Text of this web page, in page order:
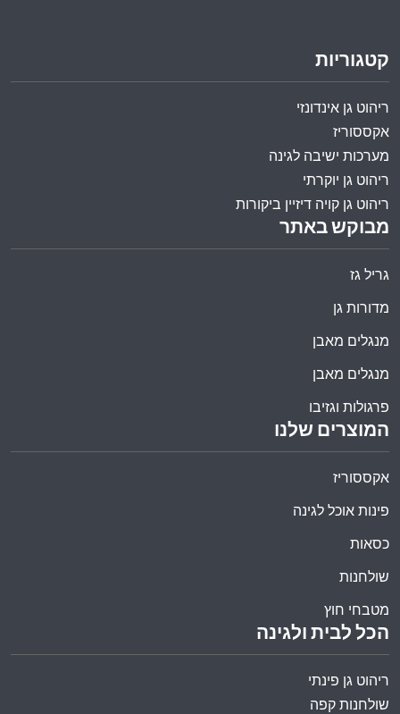
הכל לבית ולגינה
ריהוט גן פינתי
שולחנות קפה
המוצרים שלנו
אקססוריז
פינות אוכל לגינה
כסאות
שולחנות
מטבחי חוץ
מבוקש באתר
גריל גז
מדורות גן
מנגלים מאבן
מנגלים מאבן
פרגולות וגזיבו
קטגוריות
ריהוט גן אינדונזי
אקססוריז
מערכות ישיבה לגינה
ריהוט גן יוקרתי
ריהוט גן קויה דיזיין ביקורות